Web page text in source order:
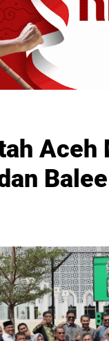
Aceh